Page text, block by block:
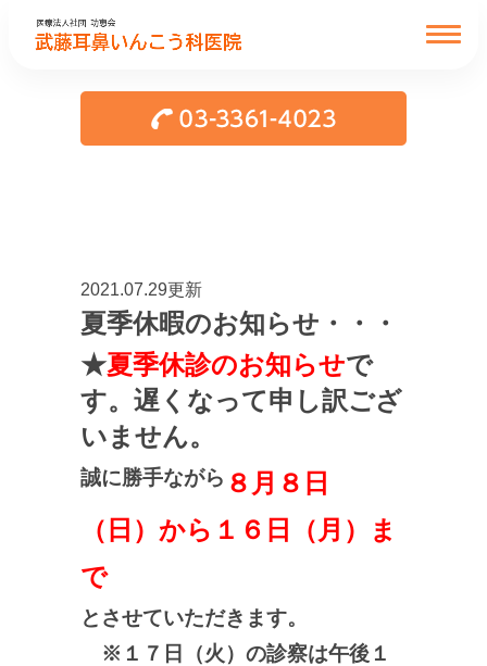
2021.07.29更新
夏季休暇のお知らせ・・・
★夏季休診のお知らせで
す。遅くなって申し訳ござ
いません。
誠に勝手ながら ８月８日
（日）から１６日（月）
ま
で
とさせていただきます。
※１７日（火）の診察は午後１